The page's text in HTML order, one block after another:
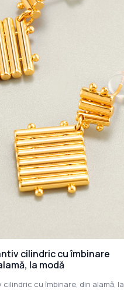
cilindric cu îmbinare
la modă
cu îmbinare, din alamă, la